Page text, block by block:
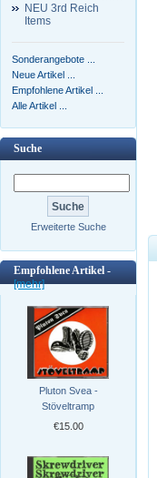
NEU 3rd Reich
Items
Sonderangebote ...
Neue Artikel ...
Empfohlene Artikel ...
Alle Artikel ...
Suche
Erweiterte Suche
Empfohlene Artikel -
[mehr]
Pluton Svea -
Stöveltramp
€15.00